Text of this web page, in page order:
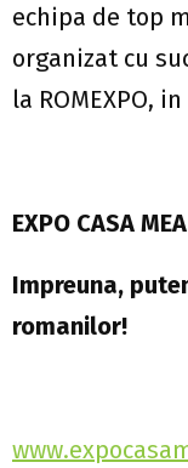
echipa de top
organizat cu
la ROMEXPO,
EXPO CASA
Impreuna,
romanilor!